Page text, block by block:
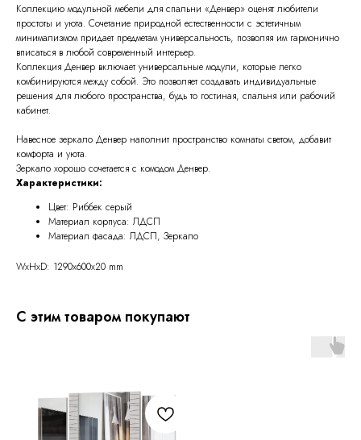
Коллекцию модульной мебели для спальни «Денвер» оценят любители
простоты и уюта. Сочетание природной естественности с эстетичным
минимализмом придает предметам универсальность, позволяя им гармонично
вписаться в любой современный интерьер.
Коллекция Денвер включает универсальные модули, которые легко
комбинируются между собой. Это позволяет создавать индивидуальные
решения для любого пространства, будь то гостиная, спальня или рабочий
кабинет.
Навесное зеркало Денвер наполнит пространство комнаты светом, добавит
комфорта и уюта.
Зеркало хорошо сочетается с комодом Денвер.
Характеристики:
Цвет: Риббек серый
Материал корпуса: ЛДСП
Материал фасада: ЛДСП, Зеркало
WxHxD: 1290x600x20 mm
С этим товаром покупают